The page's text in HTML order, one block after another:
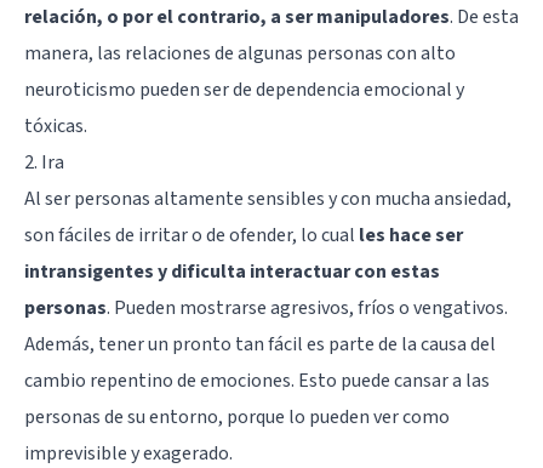
relación, o por el contrario, a ser manipuladores. De esta
manera, las relaciones de algunas personas con alto
neuroticismo pueden ser de dependencia emocional y
tóxicas.
2. Ira
Al ser personas altamente sensibles y con mucha ansiedad,
son fáciles de irritar o de ofender, lo cual les hace ser
intransigentes y dificulta interactuar con estas
personas. Pueden mostrarse agresivos, fríos o vengativos.
Además, tener un pronto tan fácil es parte de la causa del
cambio repentino de emociones. Esto puede cansar a las
personas de su entorno, porque lo pueden ver como
imprevisible y exagerado.